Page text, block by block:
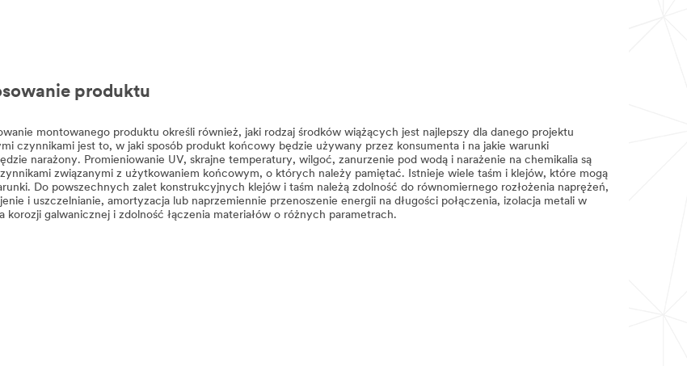
produktu
montowanego produktu określi również, jaki rodzaj środków wiążących jest najlepszy dla danego projektu
czynnikami jest to, w jaki sposób produkt końcowy będzie używany przez konsumenta i na jakie warunki
narażony. Promieniowanie UV, skrajne temperatury, wilgoć, zanurzenie pod wodą i narażenie na chemikalia są
związanymi z użytkowaniem końcowym, o których należy pamiętać. Istnieje wiele taśm i klejów, które mogą
Do powszechnych zalet konstrukcyjnych klejów i taśm należą zdolność do równomiernego rozłożenia naprężeń,
i uszczelnianie, amortyzacja lub naprzemiennie przenoszenie energii na długości połączenia, izolacja metali w
korozji galwanicznej i zdolność łączenia materiałów o różnych parametrach.